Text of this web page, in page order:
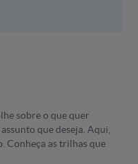
sobre o que quer
que deseja. Aqui,
Conheça as trilhas que